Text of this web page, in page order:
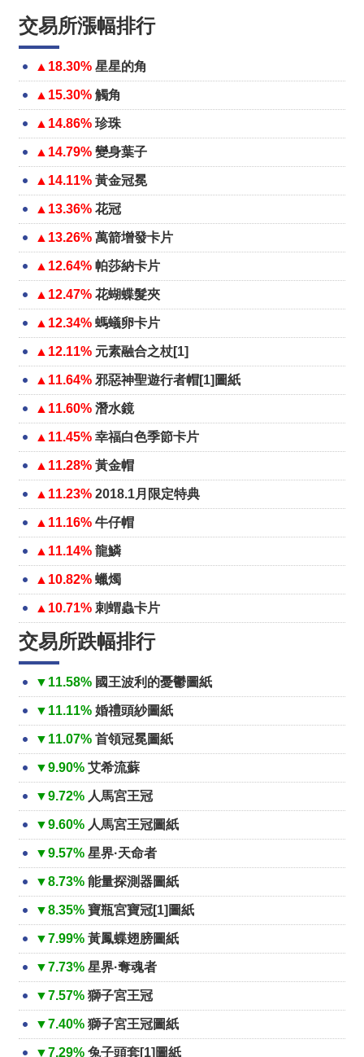
交易所漲幅排行
▲18.30% 星星的角
▲15.30% 觸角
▲14.86% 珍珠
▲14.79% 變身葉子
▲14.11% 黃金冠冕
▲13.36% 花冠
▲13.26% 萬箭增發卡片
▲12.64% 帕莎納卡片
▲12.47% 花蝴蝶髮夾
▲12.34% 螞蟻卵卡片
▲12.11% 元素融合之杖[1]
▲11.64% 邪惡神聖遊行者帽[1]圖紙
▲11.60% 潛水鏡
▲11.45% 幸福白色季節卡片
▲11.28% 黃金帽
▲11.23% 2018.1月限定特典
▲11.16% 牛仔帽
▲11.14% 龍鱗
▲10.82% 蠟燭
▲10.71% 刺蝟蟲卡片
交易所跌幅排行
▼11.58% 國王波利的憂鬱圖紙
▼11.11% 婚禮頭紗圖紙
▼11.07% 首領冠冕圖紙
▼9.90% 艾希流蘇
▼9.72% 人馬宮王冠
▼9.60% 人馬宮王冠圖紙
▼9.57% 星界·天命者
▼8.73% 能量探測器圖紙
▼8.35% 寶瓶宮寶冠[1]圖紙
▼7.99% 黃鳳蝶翅膀圖紙
▼7.73% 星界·奪魂者
▼7.57% 獅子宮王冠
▼7.40% 獅子宮王冠圖紙
▼7.29% 兔子頭套[1]圖紙